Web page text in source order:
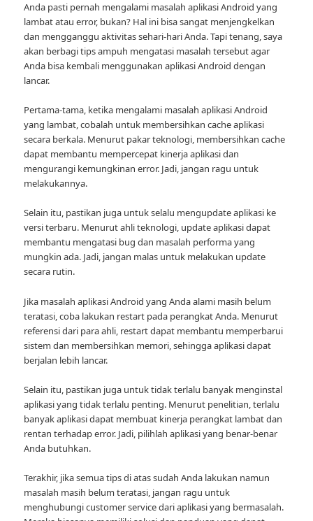
Anda pasti pernah mengalami masalah aplikasi Android yang
lambat atau error, bukan? Hal ini bisa sangat menjengkelkan
dan mengganggu aktivitas sehari-hari Anda. Tapi tenang, saya
akan berbagi tips ampuh mengatasi masalah tersebut agar
Anda bisa kembali menggunakan aplikasi Android dengan
lancar.
Pertama-tama, ketika mengalami masalah aplikasi Android
yang lambat, cobalah untuk membersihkan cache aplikasi
secara berkala. Menurut pakar teknologi, membersihkan cache
dapat membantu mempercepat kinerja aplikasi dan
mengurangi kemungkinan error. Jadi, jangan ragu untuk
melakukannya.
Selain itu, pastikan juga untuk selalu mengupdate aplikasi ke
versi terbaru. Menurut ahli teknologi, update aplikasi dapat
membantu mengatasi bug dan masalah performa yang
mungkin ada. Jadi, jangan malas untuk melakukan update
secara rutin.
Jika masalah aplikasi Android yang Anda alami masih belum
teratasi, coba lakukan restart pada perangkat Anda. Menurut
referensi dari para ahli, restart dapat membantu memperbarui
sistem dan membersihkan memori, sehingga aplikasi dapat
berjalan lebih lancar.
Selain itu, pastikan juga untuk tidak terlalu banyak menginstal
aplikasi yang tidak terlalu penting. Menurut penelitian, terlalu
banyak aplikasi dapat membuat kinerja perangkat lambat dan
rentan terhadap error. Jadi, pilihlah aplikasi yang benar-benar
Anda butuhkan.
Terakhir, jika semua tips di atas sudah Anda lakukan namun
masalah masih belum teratasi, jangan ragu untuk
menghubungi customer service dari aplikasi yang bermasalah.